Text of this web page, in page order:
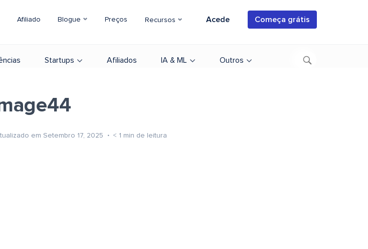
Afiliado Blogue Preços Recursos Acede Começa grátis
Startups Afiliados IA & ML Outros
em Setembro 17, 2025 < 1 min de leitura